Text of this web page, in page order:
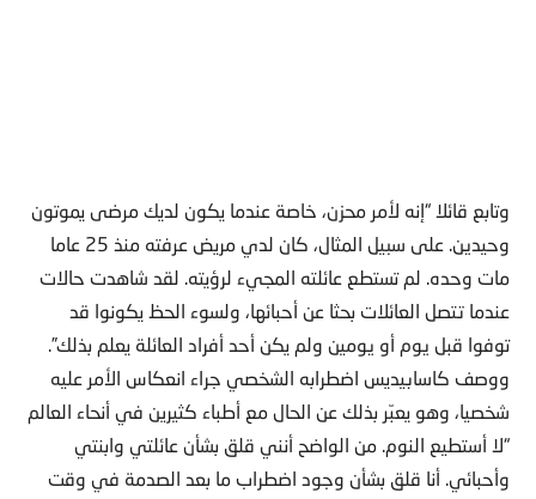
وتابع قائلا “إنه لأمر محزن، خاصة عندما يكون لديك مرضى يموتون
وحيدين. على سبيل المثال، كان لدي مريض عرفته منذ 25 عاما
مات وحده. لم تستطع عائلته المجيء لرؤيته. لقد شاهدت حالات
عندما تتصل العائلات بحثا عن أحبائها، ولسوء الحظ يكونوا قد
توفوا قبل يوم أو يومين ولم يكن أحد أفراد العائلة يعلم بذلك”.
ووصف كاسابيديس اضطرابه الشخصي جراء انعكاس الأمر عليه
شخصيا، وهو يعبّر بذلك عن الحال مع أطباء كثيرين في أنحاء العالم
“لا أستطيع النوم. من الواضح أنني قلق بشأن عائلتي وابنتي
وأحبائي. أنا قلق بشأن وجود اضطراب ما بعد الصدمة في وقت